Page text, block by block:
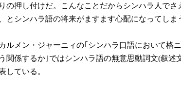
の押し付けだ。こんなことだからシンハラ人でさ
とシンハラ語の将来がますます心配になってしま
ルメン・ジャーニィの｢シンハラ口語において格
関係するか｣ではシンハラ語の無意思動詞文(叙述
している。